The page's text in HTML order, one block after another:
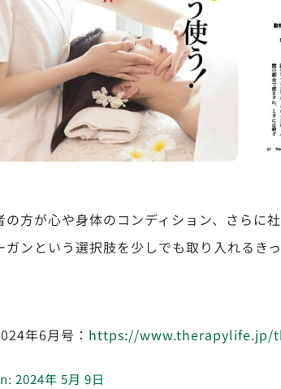
の方が心や身体のコンディション、さらに
ガンという選択肢を少しでも取り入れるき
年6月号： https://www.therapylife.jp/
2024年 5月 9日